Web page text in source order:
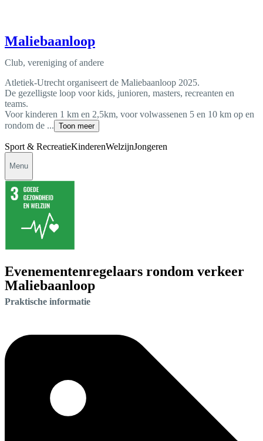
Maliebaanloop
Club, vereniging of andere
Atletiek-Utrecht organiseert de Maliebaanloop 2025.
De gezelligste loop voor kids, junioren, masters, recreanten en
teams.
Voor kinderen 1 km en 2,5km, voor volwassenen 5 en 10 km op en
rondom de ... Toon meer
Sport & RecreatieKinderenWelzijnJongeren
Menu
Evenementenregelaars rondom verkeer
Maliebaanloop
Praktische informatie